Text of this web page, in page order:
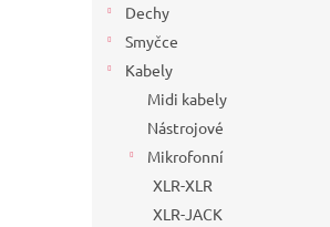
Dechy
Smyčce
Kabely
Midi kabely
Nástrojové
Mikrofonní
XLR-XLR
XLR-JACK